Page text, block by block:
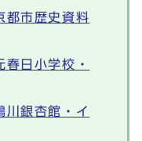
都市歴史資料
春日小学校・
川銀杏館・イ